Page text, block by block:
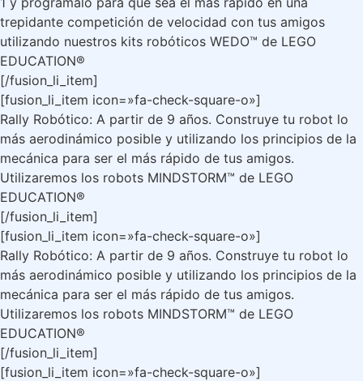
trepidante competición de velocidad con tus amigos
utilizando nuestros kits robóticos WEDO™ de LEGO
EDUCATION®
[/fusion_li_item]
[fusion_li_item icon=»fa-check-square-o»]
Rally Robótico: A partir de 9 años. Construye tu robot lo
más aerodinámico posible y utilizando los principios de la
mecánica para ser el más rápido de tus amigos.
Utilizaremos los robots MINDSTORM™ de LEGO
EDUCATION®
[/fusion_li_item]
[fusion_li_item icon=»fa-check-square-o»]
Rally Robótico: A partir de 9 años. Construye tu robot lo
más aerodinámico posible y utilizando los principios de la
mecánica para ser el más rápido de tus amigos.
Utilizaremos los robots MINDSTORM™ de LEGO
EDUCATION®
[/fusion_li_item]
[fusion_li_item icon=»fa-check-square-o»]